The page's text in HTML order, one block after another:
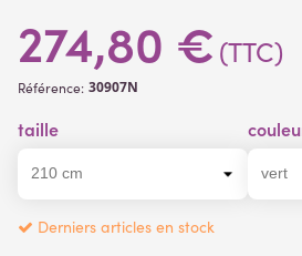
274,80 € (TTC)
Référence: 30907N
taille
Derniers articles en stock